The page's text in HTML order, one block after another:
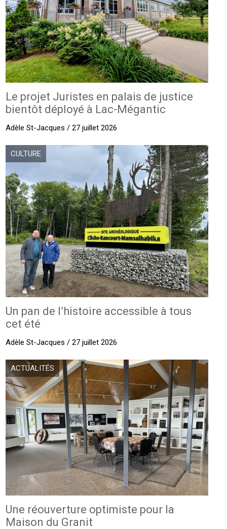
Le projet Juristes en palais de justice
bientôt déployé à Lac-Mégantic
Adèle St-Jacques / 27 juillet 2026
CULTURE
Un pan de l’histoire accessible à tous
cet été
Adèle St-Jacques / 27 juillet 2026
ACTUALITÉS
Une réouverture optimiste pour la
Maison du Granit